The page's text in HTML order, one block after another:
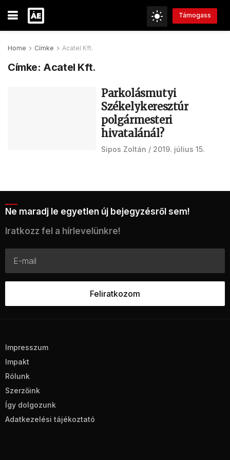
Támogass
Home Címke Acatel Kft.
Címke: Acatel Kft.
Parkolásmutyi
Székelykeresztúr
polgármesteri
hivatalánál?
Sipos Zoltán 2019. július 15.
Ne maradj le egyetlen új bejegyzésről sem!
Iratkozz fel a hírlevelünkre!
Impresszum
Impakt
Rólunk
Szerzőink
Így dolgozunk
Adatkezelési tájékoztató